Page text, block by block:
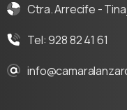
Ctra. Arrecife -
Tel: 928 82 41 61